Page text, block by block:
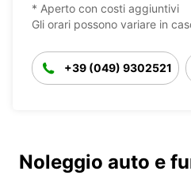
* Aperto con costi aggiuntivi
Gli orari possono variare in
+39 (049) 9302521
Noleggio auto e